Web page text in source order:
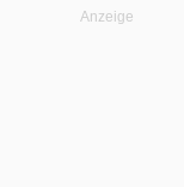
Anzeige